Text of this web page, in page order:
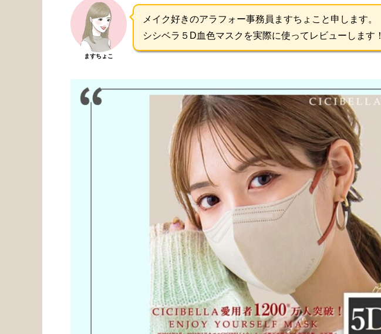
ますちょこ
メイク好きのアラフォー事務員ますちょこと申します。
シシベラ５D血色マスクを実際に使ってレビューします！